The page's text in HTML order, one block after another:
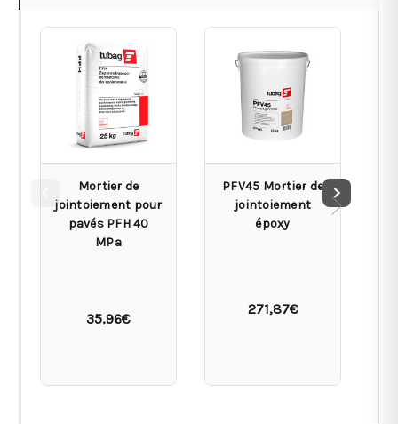
Mortier de
jointoiement pour
pavés PFH 40
MPa
35,96€
PFV45 Mortier de
jointoiement
époxy
271,87€